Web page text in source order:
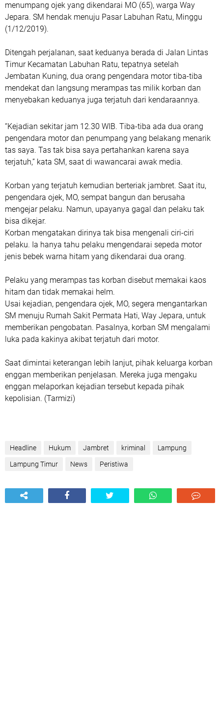
menumpang ojek yang dikendarai MO (65), warga Way
Jepara. SM hendak menuju Pasar Labuhan Ratu, Minggu
(1/12/2019).
Ditengah perjalanan, saat keduanya berada di Jalan Lintas
Timur Kecamatan Labuhan Ratu, tepatnya setelah
Jembatan Kuning, dua orang pengendara motor tiba-tiba
mendekat dan langsung merampas tas milik korban dan
menyebakan keduanya juga terjatuh dari kendaraannya.
“Kejadian sekitar jam 12.30 WIB. Tiba-tiba ada dua orang
pengendara motor dan penumpang yang belakang menarik
tas saya. Tas tak bisa saya pertahankan karena saya
terjatuh,” kata SM, saat di wawancarai awak media.
Korban yang terjatuh kemudian berteriak jambret. Saat itu,
pengendara ojek, MO, sempat bangun dan berusaha
mengejar pelaku. Namun, upayanya gagal dan pelaku tak
bisa dikejar.
Korban mengatakan dirinya tak bisa mengenali ciri-ciri
pelaku. Ia hanya tahu pelaku mengendarai sepeda motor
jenis bebek warna hitam yang dikendarai dua orang.
Pelaku yang merampas tas korban disebut memakai kaos
hitam dan tidak memakai helm.
Usai kejadian, pengendara ojek, MO, segera mengantarkan
SM menuju Rumah Sakit Permata Hati, Way Jepara, untuk
memberikan pengobatan. Pasalnya, korban SM mengalami
luka pada kakinya akibat terjatuh dari motor.
Saat dimintai keterangan lebih lanjut, pihak keluarga korban
enggan memberikan penjelasan. Mereka juga mengaku
enggan melaporkan kejadian tersebut kepada pihak
kepolisian. (Tarmizi)
Headline Hukum Jambret kriminal Lampung
Lampung Timur News Peristiwa